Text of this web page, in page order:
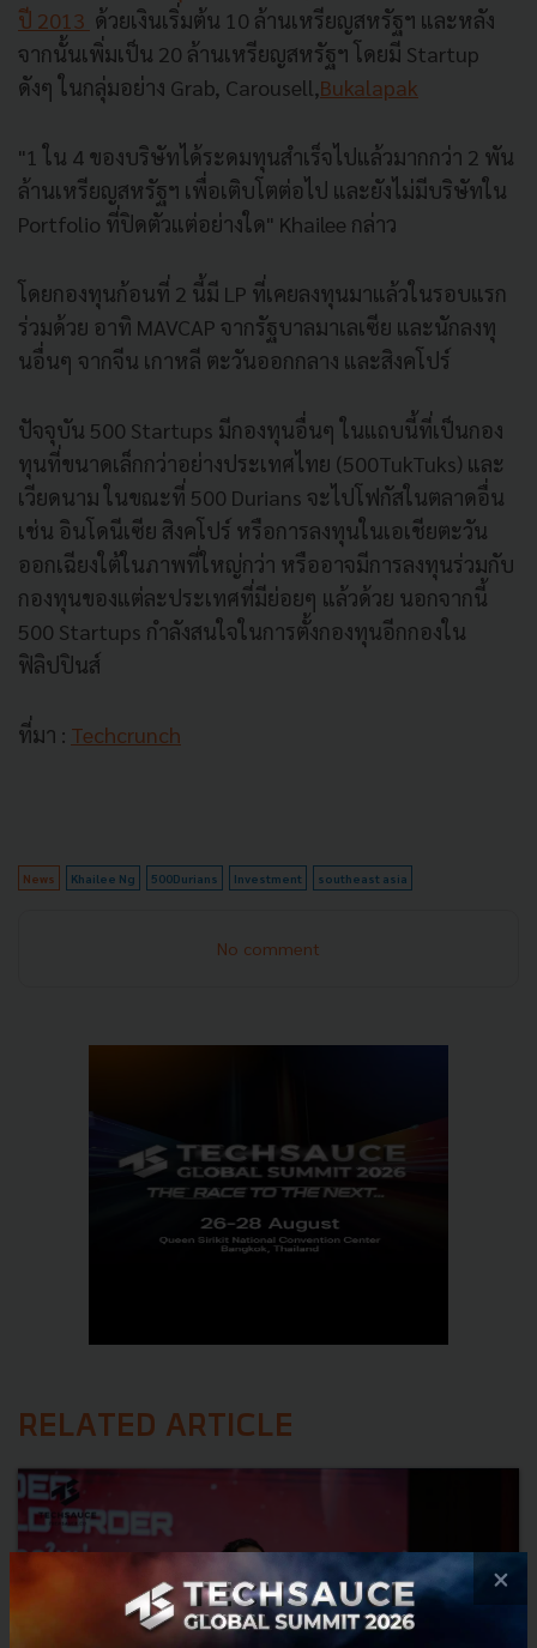
ปี 2013 ด้วยเงินเริ่มต้น 10 ล้านเหรียญสหรัฐฯ และหลัง
จากนั้นเพิ่มเป็น 20 ล้านเหรียญสหรัฐฯ โดยมี Startup
ดังๆ ในกลุ่มอย่าง Grab, Carousell,Bukalapak
"1 ใน 4 ของบริษัทได้ระดมทุนสำเร็จไปแล้วมากกว่า 2 พัน
ล้านเหรียญสหรัฐฯ เพื่อเติบโตต่อไป และยังไม่มีบริษัทใน
Portfolio ที่ปิดตัวแต่อย่างใด" Khailee กล่าว
โดยกองทุนก้อนที่ 2 นี้มี LP ที่เคยลงทุนมาแล้วในรอบแรก
ร่วมด้วย อาทิ MAVCAP จากรัฐบาลมาเลเซีย และนักลงทุ
นอื่นๆ จากจีน เกาหลี ตะวันออกกลาง และสิงคโปร์
ปัจจุบัน 500 Startups มีกองทุนอื่นๆ ในแถบนี้ที่เป็นกอง
ทุนที่ขนาดเล็กกว่าอย่างประเทศไทย (500TukTuks) และ
เวียดนาม ในขณะที่ 500 Durians จะไปโฟกัสในตลาดอื่น
เช่น อินโดนีเซีย สิงคโปร์ หรือการลงทุนในเอเชียตะวัน
ออกเฉียงใต้ในภาพที่ใหญ่กว่า หรืออาจมีการลงทุนร่วมกับ
กองทุนของแต่ละประเทศที่มีย่อยๆ แล้วด้วย นอกจากนี้
500 Startups กำลังสนใจในการตั้งกองทุนอีกกองใน
ฟิลิปปินส์
ที่มา : Techcrunch
News Khailee Ng 500Durians Investment southeast asia
No comment
RELATED ARTICLE
×